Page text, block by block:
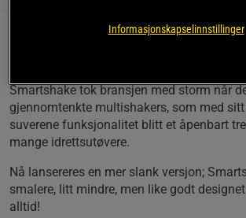
Smartshake tok bransjen med storm når
gjennomtenkte multishakers, som med
suverene funksjonalitet blitt et åpenbart
mange idrettsutøvere.
Nå lansereres en mer slank versjon;
smalere, litt mindre, men like godt
alltid!
Informasjonskapselinnstillinger